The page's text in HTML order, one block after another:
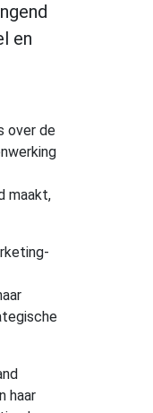
en
over de
maakt,
haar